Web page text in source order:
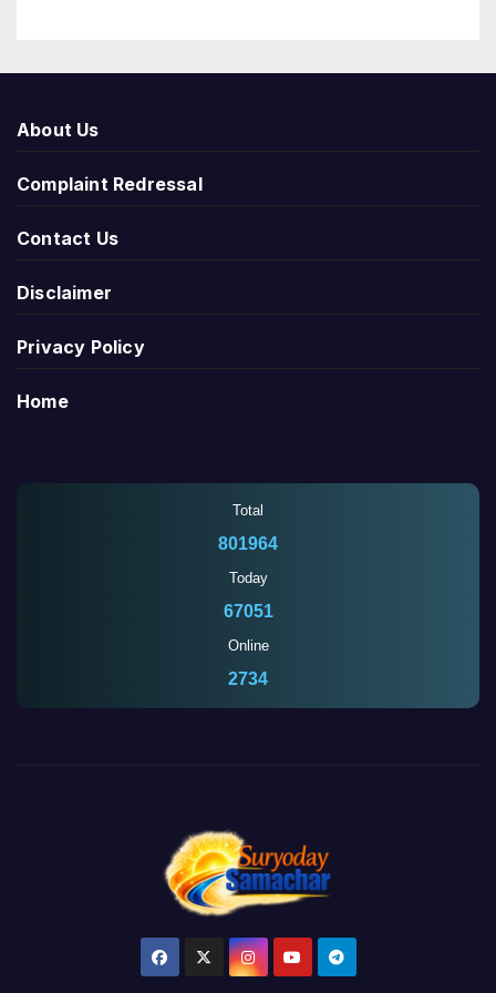
About Us
Complaint Redressal
Contact Us
Disclaimer
Privacy Policy
Home
Total
801964
Today
67051
Online
2734